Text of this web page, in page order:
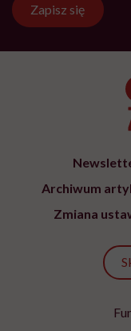
Zapisz się
Archiwum
Zmiana